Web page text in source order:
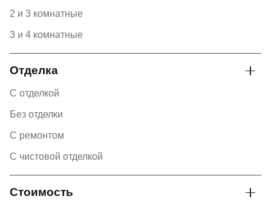
2 и 3 комнатные
3 и 4 комнатные
Отделка
С отделкой
Без отделки
С ремонтом
С чистовой отделкой
Стоимость